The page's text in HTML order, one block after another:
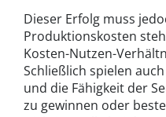
Dieser Erfolg muss
Produktionskosten
Kosten-Nutzen-
Schließlich spielen
und die Fähigkeit der
zu gewinnen oder